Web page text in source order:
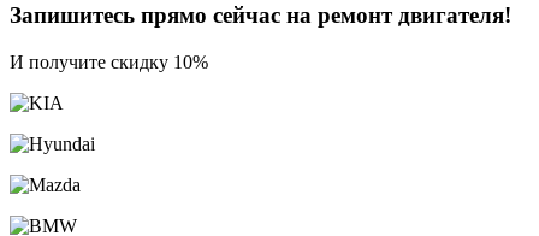
Запишитесь прямо сейчас на ремонт двигателя!
И получите скидку 10%